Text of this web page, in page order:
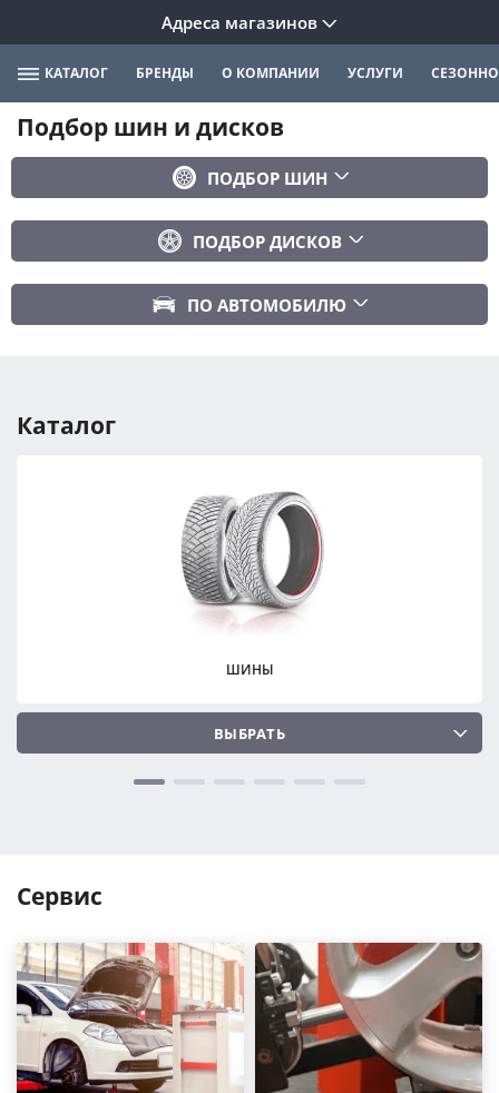
Адреса магазинов
КАТАЛОГ БРЕНДЫ О КОМПАНИИ УСЛУГИ
Подбор шин и дисков
ПОДБОР ШИН
Сбросить
ПОДБОР ДИСКОВ
ПОДОБРАТЬ
Сбросить
ПО АВТОМОБИЛЮ
Год авто
ПОДОБРАТЬ
Сбросить
Каталог
ШИНЫ
ВЫБРАТЬ
Сервис